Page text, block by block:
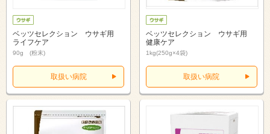
ベッツセレクション ウサギ用
ライフケア
90g (粉末)
取扱い病院
ベッツセレクション ウサギ用
健康ケア
1kg(250g×4袋)
取扱い病院